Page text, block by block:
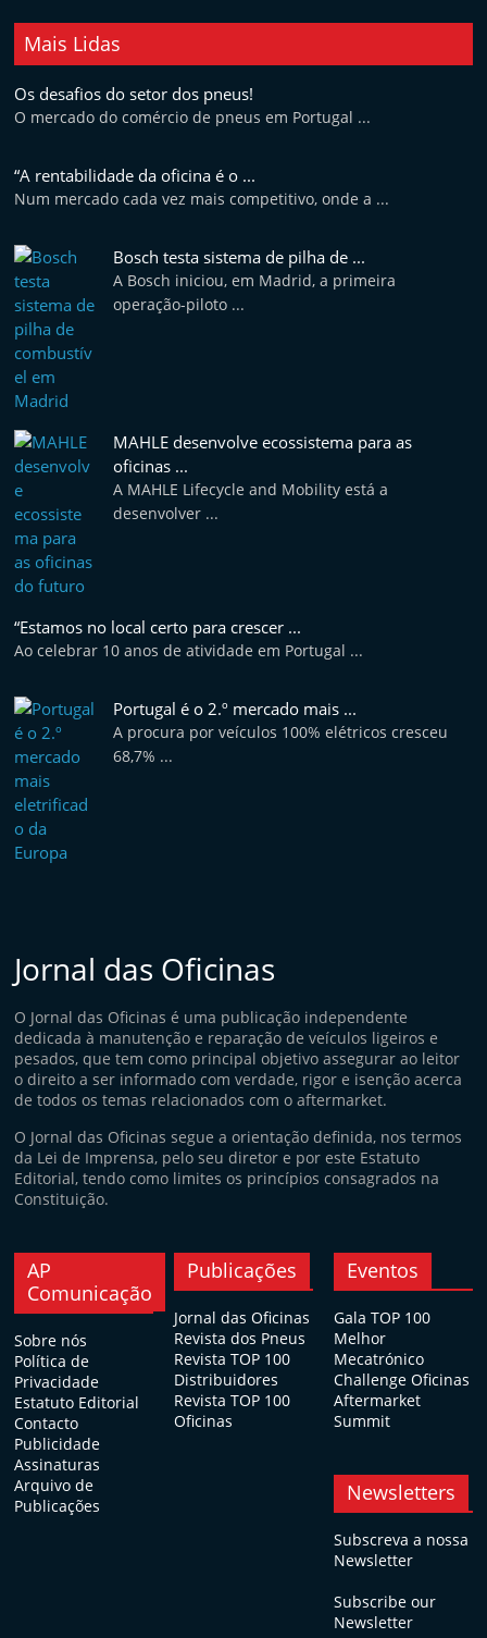
Mais Lidas
Os desafios do setor dos pneus!
O mercado do comércio de pneus em Portugal ...
“A rentabilidade da oficina é o ...
Num mercado cada vez mais competitivo, onde a ...
Bosch testa sistema de pilha de ...
A Bosch iniciou, em Madrid, a primeira
operação-piloto ...
MAHLE desenvolve ecossistema para as
oficinas ...
A MAHLE Lifecycle and Mobility está a
desenvolver ...
“Estamos no local certo para crescer ...
Ao celebrar 10 anos de atividade em Portugal ...
Portugal é o 2.º mercado mais ...
A procura por veículos 100% elétricos cresceu
68,7% ...
Jornal das Oficinas
O Jornal das Oficinas é uma publicação independente
dedicada à manutenção e reparação de veículos ligeiros e
pesados, que tem como principal objetivo assegurar ao leitor
o direito a ser informado com verdade, rigor e isenção acerca
de todos os temas relacionados com o aftermarket.
O Jornal das Oficinas segue a orientação definida, nos termos
da Lei de Imprensa, pelo seu diretor e por este Estatuto
Editorial, tendo como limites os princípios consagrados na
Constituição.
AP
Comunicação
Sobre nós
Política de
Privacidade
Estatuto Editorial
Contacto
Publicidade
Assinaturas
Arquivo de
Publicações
Publicações
Jornal das Oficinas
Revista dos Pneus
Revista TOP 100
Distribuidores
Revista TOP 100
Oficinas
Eventos
Gala TOP 100
Melhor
Mecatrónico
Challenge Oficinas
Aftermarket
Summit
Newsletters
Subscreva a nossa
Newsletter
Subscribe our
Newsletter